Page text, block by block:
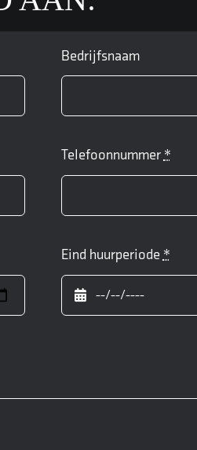
Bedrijfsnaam
Telefoonnummer*
Eind huurperiode *